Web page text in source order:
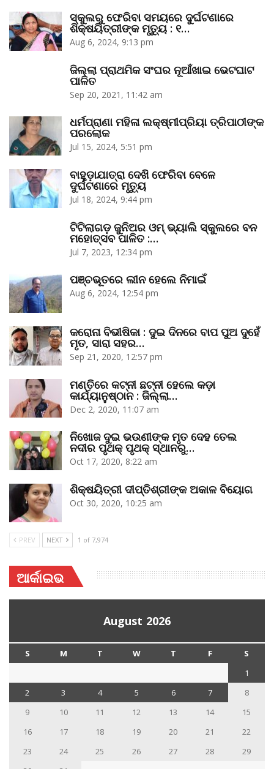
ସ୍କୁଲରୁ ଫେରିବା ସମୟରେ ଦୁର୍ଘଟଣାରେ
ଶିକ୍ଷୟିତ୍ରୀଙ୍କ ମୃତ୍ୟୁ : ୧…
Aug 6, 2024, 9:13 pm
ଜିଲ୍ଲା ପ୍ରାଥମିକ ସଂଘର ନୂଆଁଖାଇ ଭେଟଘାଟ
ପାଳିତ
Sep 20, 2021, 11:42 am
ଧର୍ମପ୍ରାଣା ମହିଳା ଲକ୍ଷ୍ମୀପ୍ରିୟା ତ୍ରିପାଠୀଙ୍କ
ପରଲୋକ
Jul 15, 2024, 5:51 pm
ବାହୁଡ଼ାଯାତ୍ରା ଦେଖି ଫେରିବା ବେଳେ
ଦୁର୍ଘଟଣାରେ ମୃତ୍ୟୁ
Jul 18, 2024, 9:44 pm
ଟିଟିଲାଗଡ଼ ଜୁନିଅର ଓମ୍‌ ଭ୍ୟାଲି ସ୍କୁଲରେ ବନ
ମହୋତ୍ସବ ପାଳିତ :…
Jul 7, 2023, 12:34 pm
ପଞ୍ଚଭୂତରେ ଲୀନ ହେଲେ ନିମାଇଁ
Aug 6, 2024, 12:54 pm
କରୋନା ବିଭୀଷିକା : ଦୁଇ ଦିନରେ ବାପ ପୁଅ ଦୁହେଁ
ମୃତ, ସାରା ସହର…
Sep 21, 2020, 12:57 pm
ମଣ୍ତିରେ କଟ୍‌ନୀ ଛଟ୍‌ନୀ ହେଲେ କଡ଼ା
କାର୍ଯ୍ୟାନୁଷ୍ଠାନ : ଜିଲ୍ଲା…
Dec 2, 2020, 11:07 am
ନିଖୋଜ ଦୁଇ ଭଉଣୀଙ୍କ ମୃତ ଦେହ ତେଲ
ନଦୀର ପୃଥକ୍‌ ପୃଥକ୍‌ ସ୍ଥାନରୁ…
Oct 17, 2020, 8:22 am
ଶିକ୍ଷୟିତ୍ରୀ ଦୀପ୍ତିଶ୍ରୀଙ୍କ ଅକାଳ ବିୟୋଗ
Oct 30, 2020, 10:25 am
PREV NEXT 1 of 7,974
ଆର୍କାଇଭ
August 2026
S M T W T F
S
1
2
3 4 5 6 7
8
9
10 11 12 13 14
15
16
17 18 19 20 21
22
23
24 25 26 27 28
29